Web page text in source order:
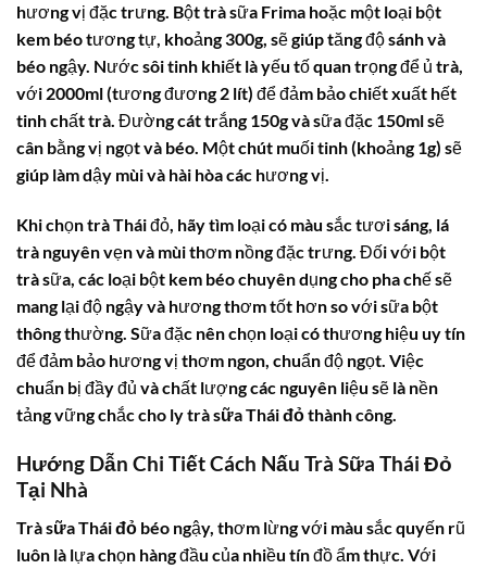
hương vị đặc trưng. Bột trà sữa Frima hoặc một loại bột
kem béo tương tự, khoảng 300g, sẽ giúp tăng độ sánh và
béo ngậy. Nước sôi tinh khiết là yếu tố quan trọng để ủ trà,
với 2000ml (tương đương 2 lít) để đảm bảo chiết xuất hết
tinh chất trà. Đường cát trắng 150g và sữa đặc 150ml sẽ
cân bằng vị ngọt và béo. Một chút muối tinh (khoảng 1g) sẽ
giúp làm dậy mùi và hài hòa các hương vị.
Khi chọn trà Thái đỏ, hãy tìm loại có màu sắc tươi sáng, lá
trà nguyên vẹn và mùi thơm nồng đặc trưng. Đối với bột
trà sữa, các loại bột kem béo chuyên dụng cho pha chế sẽ
mang lại độ ngậy và hương thơm tốt hơn so với sữa bột
thông thường. Sữa đặc nên chọn loại có thương hiệu uy tín
để đảm bảo hương vị thơm ngon, chuẩn độ ngọt. Việc
chuẩn bị đầy đủ và chất lượng các nguyên liệu sẽ là nền
tảng vững chắc cho lytrà sữa Thái đỏthành công.
Hướng Dẫn Chi Tiết Cách Nấu Trà Sữa Thái Đỏ
Tại Nhà
Trà sữa Thái đỏ béo ngậy, thơm lừng với màu sắc quyến rũ
luôn là lựa chọn hàng đầu của nhiều tín đồ ẩm thực. Với